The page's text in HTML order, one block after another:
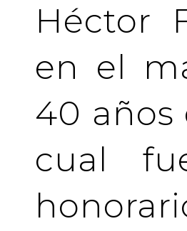
Héctor
en el
40 años
cual